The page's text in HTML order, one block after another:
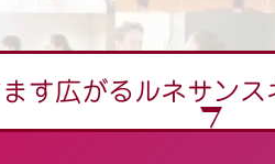
す広がる ルネサン